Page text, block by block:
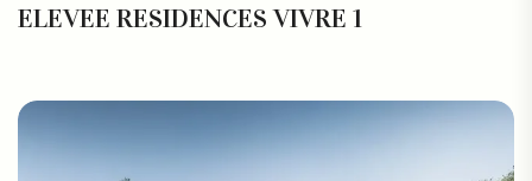
ELEVEE RESIDENCES VIVRE 1